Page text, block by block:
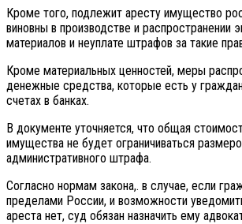
Кроме того, подлежит аресту имущество
виновны в производстве и распространении
материалов и неуплате штрафов за такие
Кроме материальных ценностей, меры
денежные средства, которые есть у граждан
счетах в банках.
В документе уточняется, что общая
имущества не будет ограничиваться
административного штрафа.
Согласно нормам закона,. в случае, если
пределами России, и возможности
ареста нет, суд обязан назначить ему